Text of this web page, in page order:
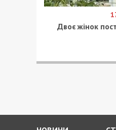
Двоє жінок